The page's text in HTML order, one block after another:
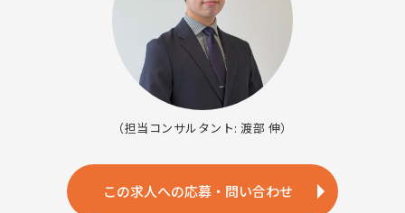
（担当コンサルタント: 渡部 伸）
この求人への応募・問い合わせ